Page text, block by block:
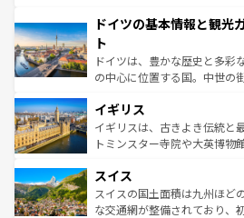
せる。地方によって風土や気
ンテンツ一覧 を参照してほし
で、幅広い魅力が詰まってい
聖堂、美しいビーチ、そして
から魅了する。また、フラン
れ、フランス料理はユネスコ
香り高いラベンダー畑など、
らに、パリ以外の地域にも魅
も豊かな歴史と文化が息づい
を参照してほしい。
ドイツの基本情報と観光
ト
ドイツは、豊かな歴史と多彩
の中心に位置する国。中世の
顔を持つこの国は、どこを歩
ルリンの文化的活気、バイエ
してライン川沿いのワイン畑
は、お酒好きな人にはぜひ体験してほ
ドイツ情報はコンテンツ一覧
イギリス
イギリスは、古きよき伝統と
トミンスター寺院や大英博物
リアごとに異なる魅力がある
ティー、ビール好きにはたま
戦など、本場だからこそでき
スイス
スイスの国土面積は九州ほど
な交通網が整備されており、